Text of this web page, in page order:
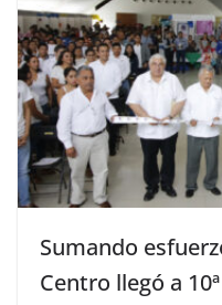
Sumando
Centro llegó a